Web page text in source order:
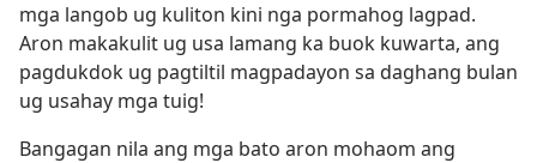
mga langob ug kuliton kini nga pormahog lagpad.
Aron makakulit ug usa lamang ka buok kuwarta, ang
pagdukdok ug pagtiltil magpadayon sa daghang bulan
ug usahay mga tuig!
Bangagan nila ang mga bato aron mohaom ang